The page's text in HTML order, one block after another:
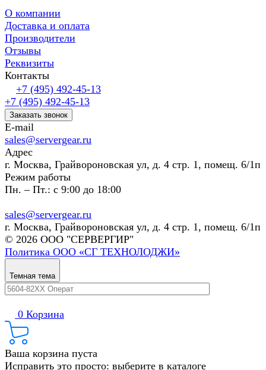
О компании
Доставка и оплата
Производители
Отзывы
Реквизиты
Контакты
+7 (495) 492-45-13
+7 (495) 492-45-13
Заказать звонок
E-mail
sales@servergear.ru
Адрес
г. Москва, Грайвороновская ул, д. 4 стр. 1, помещ. 6/1п
Режим работы
Пн. – Пт.: с 9:00 до 18:00
sales@servergear.ru
г. Москва, Грайвороновская ул, д. 4 стр. 1, помещ. 6/1п
© 2026 ООО "СЕРВЕРГИР"
Политика ООО «СГ ТЕХНОЛОДЖИ»
Темная тема
0 Корзина
Ваша корзина пуста
Исправить это просто: выберите в каталоге